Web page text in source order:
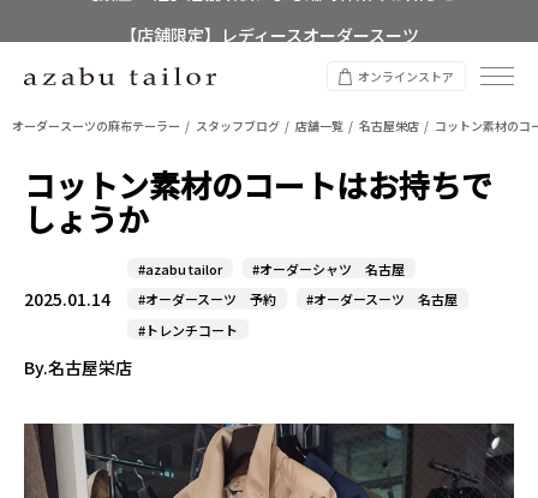
8/12~8/16 夏季休業のお知らせ
オンラインストア
オーダースーツの麻布テーラー スタッフブログ 店舗一覧 名古屋栄店 コットン素材のコ
コットン素材のコートはお持ちで
しょうか
2025.01.14
#azabu tailor
#オーダーシャツ 名古屋
#オーダースーツ 予約
#オーダースーツ 名古屋
#トレンチコート
By.名古屋栄店